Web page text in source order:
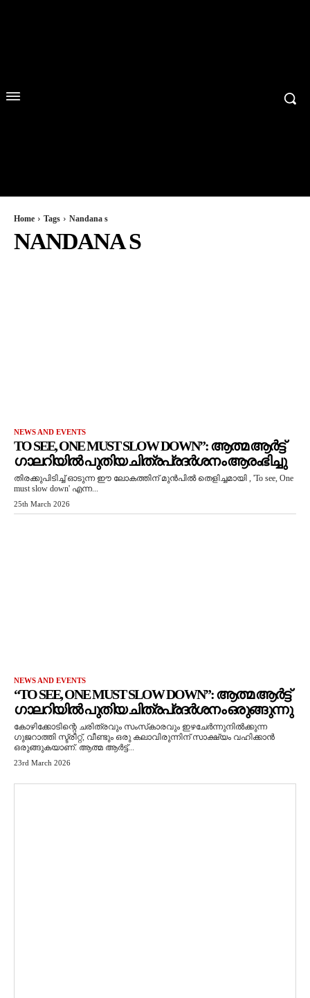
Home Tags Nandana s
NANDANA S
NEWS AND EVENTS
TO SEE, ONE MUST SLOW DOWN”: ആത്മ ആർട്ട്
ഗാലറിയിൽ പുതിയ ചിത്രപ്രദർശനം ആരംഭിച്ചു
തിരക്കുപിടിച്ച് ഓടുന്ന ഈ ലോകത്തിന് മുൻപിൽ തെളിച്ചമായി , 'To see, One
must slow down' എന്ന...
25th March 2026
NEWS AND EVENTS
“TO SEE, ONE MUST SLOW DOWN”: ആത്മ ആർട്ട്
ഗാലറിയിൽ പുതിയ ചിത്രപ്രദർശനം ഒരുങ്ങുന്നു
കോഴിക്കോടിന്റെ ചരിത്രവും സംസ്‌കാരവും ഇഴചേർന്നുനിൽക്കുന്ന
ഗുജറാത്തി സ്ട്രീറ്റ്, വീണ്ടും ഒരു കലാവിരുന്നിന് സാക്ഷ്യം വഹിക്കാൻ
ഒരുങ്ങുകയാണ്. ആത്മ ആർട്ട്...
23rd March 2026